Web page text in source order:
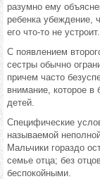
разумно ему
ребенка убеждение,
его что-то не устроит.
С появлением
сестры обычно
причем часто
внимание, которое
детей.
Специфические
называемой
Мальчики гораздо
семье отца; без
беспокойными.